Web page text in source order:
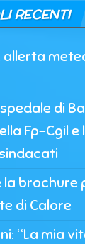
RECENTI
allerta
di
Fp-Cgil e
la brochure
di Calore
“La mia